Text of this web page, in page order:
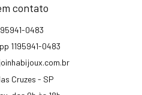
contato
95941-0483
1195941-0483
Cruzes - SP